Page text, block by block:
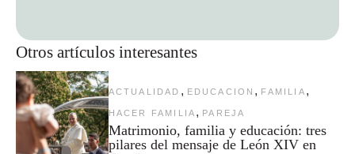
Otros artículos interesantes
ACTUALIDAD , EDUCACION , FAMILIA ,
HACER FAMILIA , PAREJA
Matrimonio, familia y educación: tres
pilares del mensaje de León XIV en